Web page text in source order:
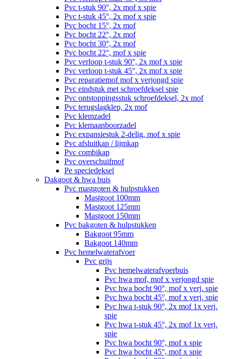
Pvc t-stuk 90°, 2x mof x spie
Pvc t-stuk 45°, 2x mof x spie
Pvc bocht 15°, 2x mof
Pvc bocht 22°, 2x mof
Pvc bocht 30°, 2x mof
Pvc bocht 22°, mof x spie
Pvc verloop t-stuk 90°, 2x mof x spie
Pvc verloop t-stuk 45°, 2x mof x spie
Pvc reparatiemof mof x verjongd spie
Pvc eindstuk met schroefdeksel spie
Pvc ontstoppingsstuk schroefdeksel, 2x mof
Pvc terugslagklep, 2x mof
Pvc klemzadel
Pvc klemaanboorzadel
Pvc expansiestuk 2-delig, mof x spie
Pvc afsluitkap / lijmkap
Pvc combikap
Pvc overschuifmof
Pe speciedeksel
Dakgoot & hwa buis
Pvc mastgoten & hulpstukken
Mastgoot 100mm
Mastgoot 125mm
Mastgoot 150mm
Pvc bakgoten & hulpstukken
Bakgoot 95mm
Bakgoot 140mm
Pvc hemelwaterafvoer
Pvc grijs
Pvc hemelwaterafvoerbuis
Pvc hwa mof, mof x verjongd spie
Pvc hwa bocht 90°, mof x verj. spie
Pvc hwa bocht 45°, mof x verj. spie
Pvc hwa t-stuk 90°, 2x mof 1x verj.
spie
Pvc hwa t-stuk 45°, 2x mof 1x verj.
spie
Pvc hwa bocht 90°, mof x spie
Pvc hwa bocht 45°, mof x spie